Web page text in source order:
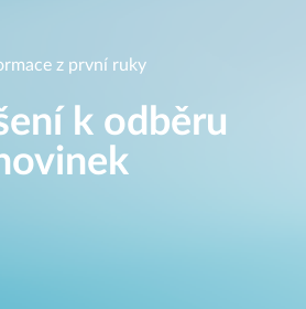
z první ruky
k odběru